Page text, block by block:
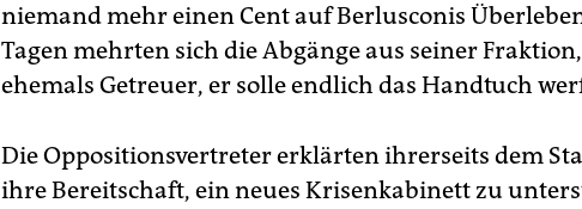
niemand mehr einen Cent auf Berlusconis
Tagen mehrten sich die Abgänge aus seiner
ehemals Getreuer, er solle endlich das Handtuch
Die Oppositionsvertreter erklärten ihrerseits dem
ihre Bereitschaft, ein neues Krisenkabinett zu